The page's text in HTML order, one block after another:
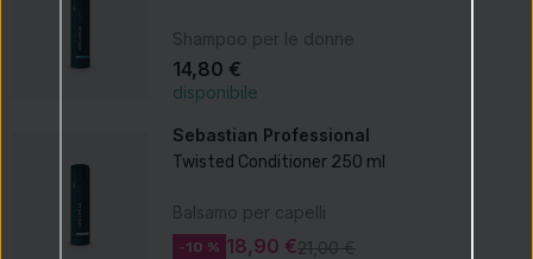
Shampoo per le donne
14,80 €
disponibile
Sebastian Professional
Twisted Conditioner 250 ml
Balsamo per capelli
-10 % 18,90 €21,00 €